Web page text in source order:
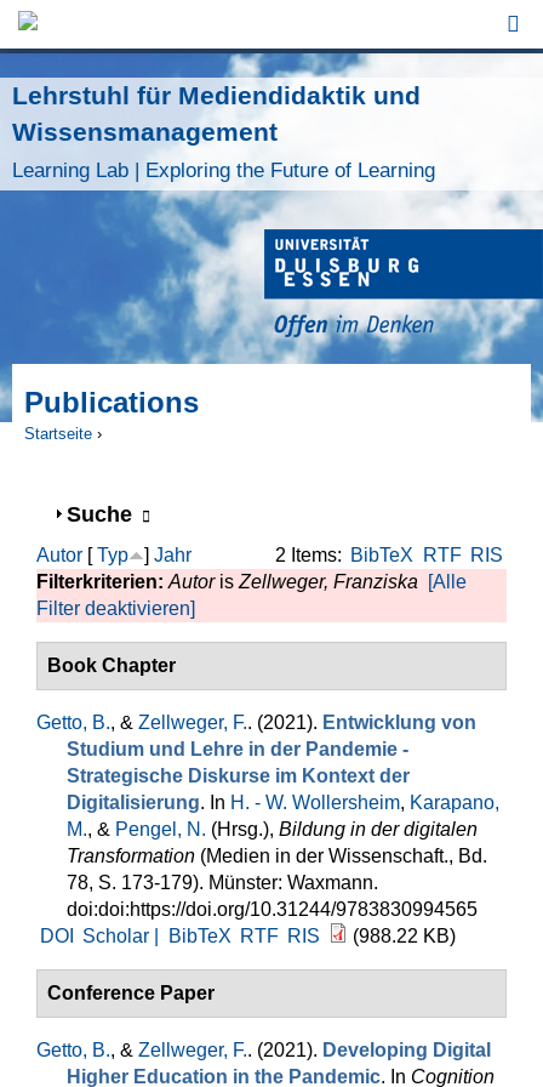
Jump to Navigation
Lehrstuhl für Mediendidaktik und
Wissensmanagement
Learning Lab | Exploring the Future of Learning
Publications
Startseite ›
Anzeigen
Suche
2 Items: BibTeX RTF RIS
Autor [Typ ] Jahr
Filterkriterien: Autoris Zellweger, Franziska
[Alle
Filter deaktivieren]
Book Chapter
Getto, B., & Zellweger, F.. (2021). Entwicklung von
Studium und Lehre in der Pandemie -
Strategische Diskurse im Kontext der
Digitalisierung. In H. - W. Wollersheim, Karapano,
M., & Pengel, N. (Hrsg.), Bildung in der digitalen
Transformation (Medien in der Wissenschaft., Bd.
78, S. 173-179). Münster: Waxmann.
doi:doi:https://doi.org/10.31244/9783830994565
DOI
Scholar | BibTeX RTF RIS (988.22 KB)
Conference Paper
Getto, B., & Zellweger, F.. (2021). Developing Digital
Higher Education in the Pandemic. In Cognition